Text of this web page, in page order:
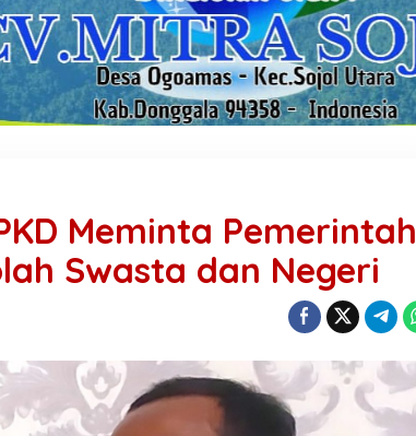
Meminta Pemerintah
Swasta dan Negeri